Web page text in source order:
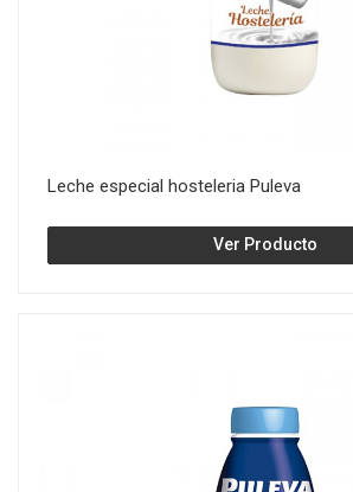
Leche especial hosteleria Puleva
Ver Producto